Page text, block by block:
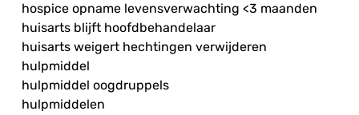
hospice opname levensverwachting <3 maanden
huisarts blijft hoofdbehandelaar
huisarts weigert hechtingen verwijderen
hulpmiddel
hulpmiddel oogdruppels
hulpmiddelen